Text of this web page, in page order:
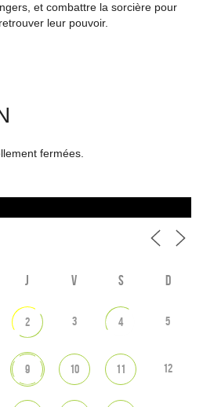
et combattre la sorcière pour
leur pouvoir.
fermées.
J V S D
2 3 4 5
9 10 11 12